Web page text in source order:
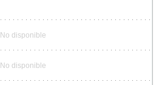
No disponible
No disponible